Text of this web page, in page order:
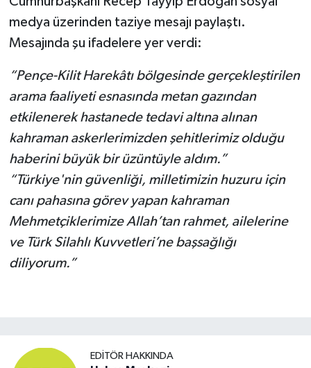
medya üzerinden taziye mesajı paylaştı.
Mesajında şu ifadelere yer verdi:
“Pençe-Kilit Harekâtı bölgesinde gerçekleştirilen
arama faaliyeti esnasında metan gazından
etkilenerek hastanede tedavi altına alınan
kahraman askerlerimizden şehitlerimiz olduğu
haberini büyük bir üzüntüyle aldım.”
“Türkiye'nin güvenliği, milletimizin huzuru için
canı pahasına görev yapan kahraman
Mehmetçiklerimize Allah’tan rahmet, ailelerine
ve Türk Silahlı Kuvvetleri’ne başsağlığı
diliyorum.”
EDITÖR HAKKINDA